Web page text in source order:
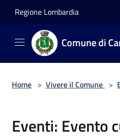
Regione Lombardia
Comune di
Home > Vivere il Comune >
Eventi: Evento